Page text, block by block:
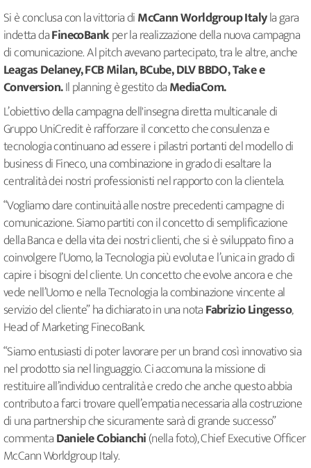
Si è conclusa con la vittoria diMcCann Worldgroup Italyla gara
indetta daFinecoBankper la realizzazione della nuova campagna
di comunicazione. Al pitch avevano partecipato, tra le altre, anche
Leagas Delaney, FCB Milan, BCube, DLV BBDO, Take e
Conversion.Il planning è gestito daMediaCom.
L’obiettivo della campagna dell'insegna diretta multicanale di
Gruppo UniCredit è rafforzare il concetto che consulenza e
tecnologia continuano ad essere i pilastri portanti del modello di
business di Fineco, una combinazione in grado di esaltare la
centralità dei nostri professionisti nel rapporto con la clientela.
“Vogliamo dare continuità alle nostre precedenti campagne di
comunicazione. Siamo partiti con il concetto di semplificazione
della Banca e della vita dei nostri clienti, che si è sviluppato fino a
coinvolgere l’Uomo, la Tecnologia più evoluta e l’unica in grado di
capire i bisogni del cliente. Un concetto che evolve ancora e che
vede nell’Uomo e nella Tecnologia la combinazione vincente al
servizio del cliente” ha dichiarato in una notaFabrizio Lingesso,
Head of Marketing FinecoBank.
“Siamo entusiasti di poter lavorare per un brand così innovativo sia
nel prodotto sia nel linguaggio. Ci accomuna la missione di
restituire all’individuo centralità e credo che anche questo abbia
contributo a farci trovare quell’empatia necessaria alla costruzione
di una partnership che sicuramente sarà di grande successo”
commentaDaniele Cobianchi(nella foto), Chief Executive Officer
McCann Worldgroup Italy.